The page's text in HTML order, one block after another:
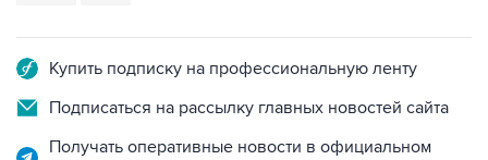
Купить подписку на профессиональную ленту
Подписаться на рассылку главных новостей сайта
Получать оперативные новости в официальном